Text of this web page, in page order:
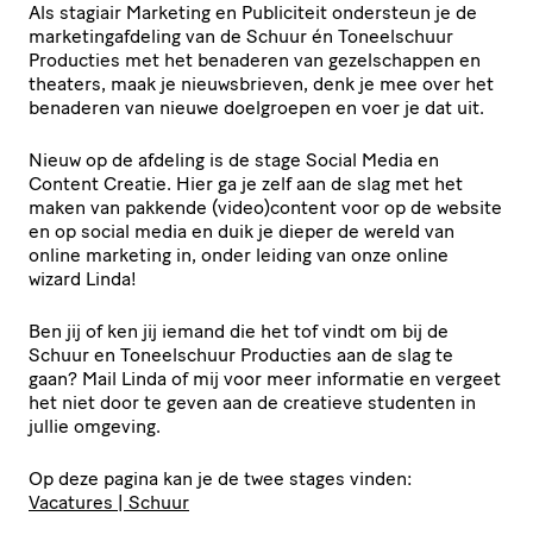
Als stagiair Marketing en Publiciteit ondersteun je de
marke­ting­af­de­ling van de Schuur én Toneel­schuur
Producties met het benaderen van gezel­schappen en
theaters, maak je nieuws­brieven, denk je mee over het
benaderen van nieuwe doelgroepen en voer je dat uit.
Nieuw op de afdeling is de stage Social Media en
Content Creatie. Hier ga je zelf aan de slag met het
maken van pakkende (video)content voor op de website
en op social media en duik je dieper de wereld van
online marketing in, onder leiding van onze online
wizard Linda!
Ben jij of ken jij iemand die het tof vindt om bij de
Schuur en Toneel­schuur Producties aan de slag te
gaan? Mail Linda of mij voor meer informatie en vergeet
het niet door te geven aan de creatieve studenten in
jullie omgeving.
Op deze pagina kan je de twee stages vinden:
Vacatures | Schuur